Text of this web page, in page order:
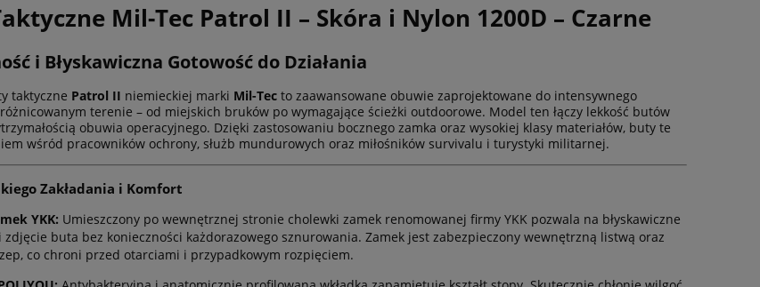
Mil-Tec Patrol II – Skóra i Nylon 1200D – Czarne
i Błyskawiczna Gotowość do Działania
taktyczne Patrol II niemieckiej marki Mil-Tec to zaawansowane obuwie zaprojektowane do intensywnego
terenie – od miejskich bruków po wymagające ścieżki outdoorowe. Model ten łączy lekkość butów
obuwia operacyjnego. Dzięki zastosowaniu bocznego zamka oraz wysokiej klasy materiałów, buty te
wśród pracowników ochrony, służb mundurowych oraz miłośników survivalu i turystyki militarnej.
Zakładania i Komfort
YKK: Umieszczony po wewnętrznej stronie cholewki zamek renomowanej firmy YKK pozwala na błyskawiczne
zdjęcie buta bez konieczności każdorazowego sznurowania. Zamek jest zabezpieczony wewnętrzną listwą oraz
co chroni przed otarciami i przypadkowym rozpięciem.